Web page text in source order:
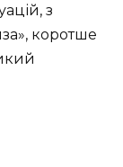
з
коротше